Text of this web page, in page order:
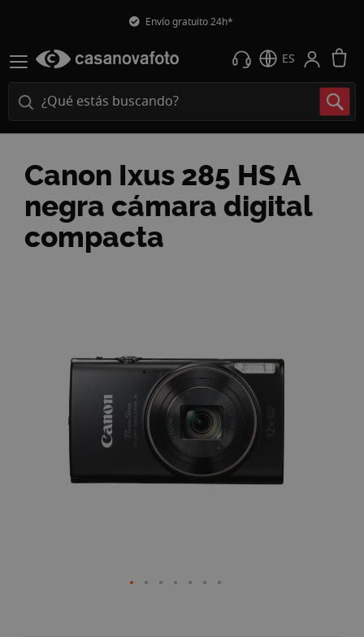
Envío gratuito 24h*
ES
Canon Ixus 285 HS A
negra cámara digital
compacta
imágenes